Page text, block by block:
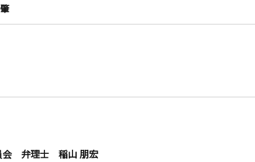
員会 弁理士 稲山 朋宏